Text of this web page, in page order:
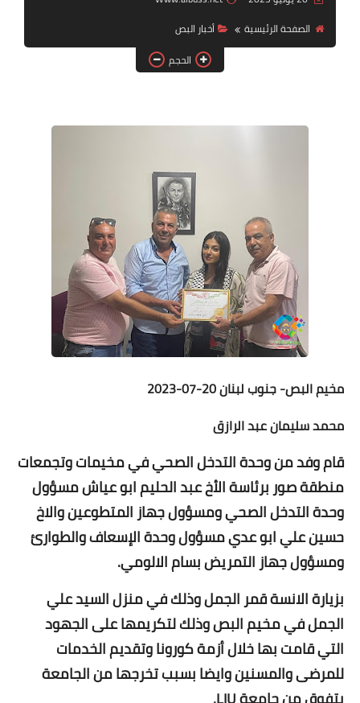
الصفحة الرئيسية
أخبار البص
الحجم
مخيم البص- جنوب لبنان 20-07-2023
محمد سليمان عبد الرازق
قام وفد من وحدة التدخل الصحي في مخيمات وتجمعات
منطقة صور برئاسة الأخ عبد الحليم ابو عياش مسؤول
وحدة التدخل الصحي ومسؤول جهاز المتطوعين والاخ
حسين علي ابو عدي مسؤول وحدة الإسعاف والطوارئ
ومسؤول جهاز التمريض بسام الالومي.
بزيارة الانسة قمر الجمل وذلك في منزل السيد علي
الجمل في مخيم البص وذلك لتكريمها على الجهود
التي قامت بها خلال أزمة كورونا وتقديم الخدمات
للمرضى والمسنين وايضا بسبب تخرجها من الجامعة